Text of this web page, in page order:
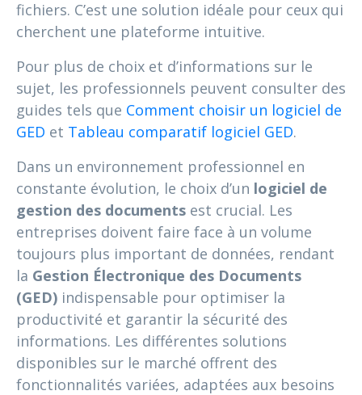
fichiers. C’est une solution idéale pour ceux qui
cherchent une plateforme intuitive.
Pour plus de choix et d’informations sur le
sujet, les professionnels peuvent consulter des
guides tels que Comment choisir un logiciel de
GED et Tableau comparatif logiciel GED.
Dans un environnement professionnel en
constante évolution, le choix d’un logiciel de
gestion des documents est crucial. Les
entreprises doivent faire face à un volume
toujours plus important de données, rendant
la Gestion Électronique des Documents
(GED) indispensable pour optimiser la
productivité et garantir la sécurité des
informations. Les différentes solutions
disponibles sur le marché offrent des
fonctionnalités variées, adaptées aux besoins